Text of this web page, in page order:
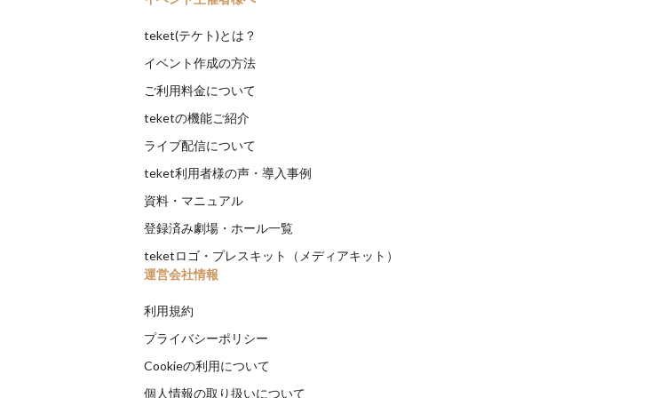
teket(テケト)とは？
イベント作成の方法
ご利用料金について
teketの機能ご紹介
ライブ配信について
teket利用者様の声・導入事例
資料・マニュアル
登録済み劇場・ホール一覧
teketロゴ・プレスキット（メディアキット）
運営会社情報
利用規約
プライバシーポリシー
Cookieの利用について
個人情報の取り扱いについて